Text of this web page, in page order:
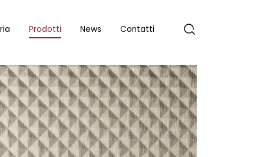
Prodotti News Contatti